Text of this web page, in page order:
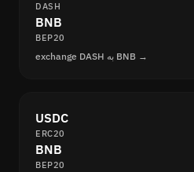
DASH
BNB
BEP20
exchange DASH به BNB →
USDC
ERC20
BNB
BEP20